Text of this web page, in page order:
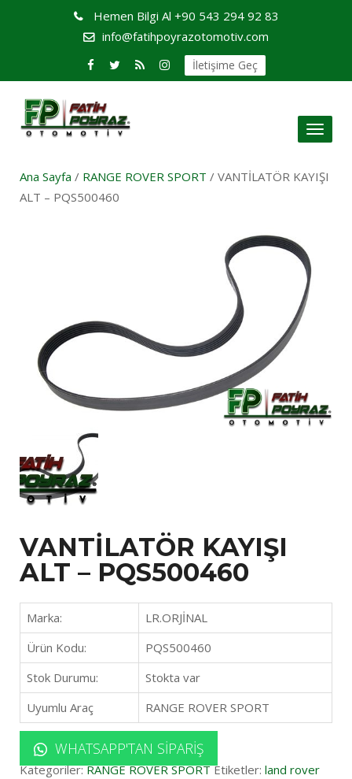
Hemen Bilgi Al +90 543 294 92 83
info@fatihpoyrazotomotiv.com
İletişime Geç
Toggle
Ana Sayfa / RANGE ROVER SPORT / VANTİLATÖR KAYIŞI
ALT – PQS500460
VANTİLATÖR KAYIŞI
ALT – PQS500460
Marka:
LR.ORJİNAL
Ürün Kodu:
PQS500460
Stok Durumu:
Stokta var
Uyumlu Araç
RANGE ROVER SPORT
WHATSAPP'TAN SIPARIŞ
Kategoriler:RANGE ROVER SPORT Etiketler: land rover